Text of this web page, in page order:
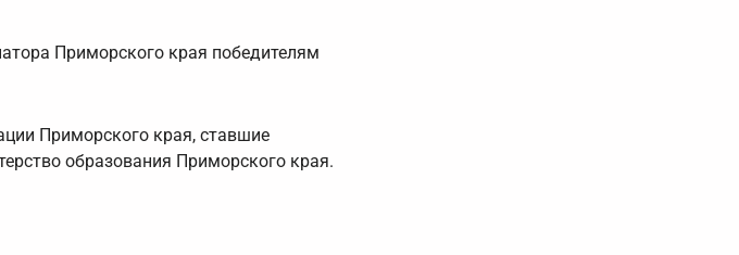
Приморского края победителям
Приморского края, ставшие
образования Приморского края.